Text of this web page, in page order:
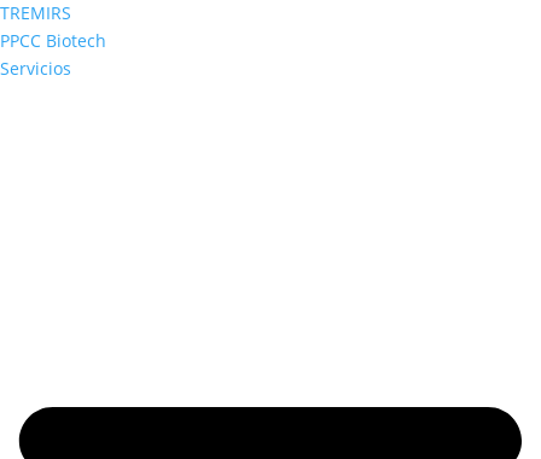
TREMIRS
PPCC Biotech
Servicios